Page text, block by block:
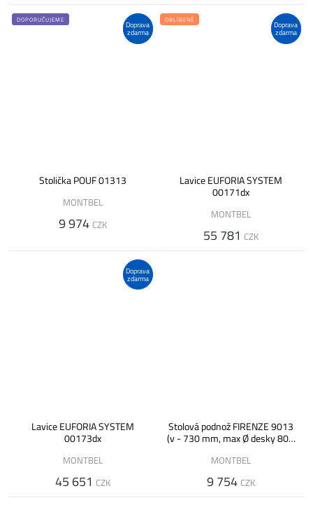
Doprava
zdarma
DOPORUČUJEME
Stolička POUF 01313
MONTBEL
9 974 CZK
Doprava
zdarma
OBLÍBENÉ
Lavice EUFORIA SYSTEM
00171dx
MONTBEL
55 781 CZK
Doprava
zdarma
Lavice EUFORIA SYSTEM
00173dx
MONTBEL
45 651 CZK
Stolová podnož FIRENZE 9013
(v - 730 mm, max Ø desky 800
MONTBEL
9 754 CZK